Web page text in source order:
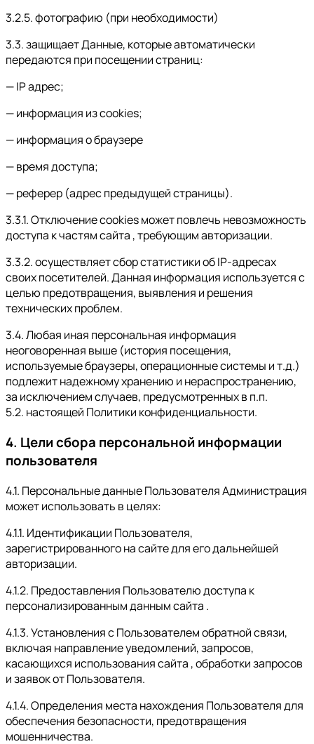
3.2.5. фотографию (при необходимости)
3.3. защищает Данные, которые автоматически
передаются при посещении страниц:
— IP адрес;
— информация из cookies;
— информация о браузере
— время доступа;
— реферер (адрес предыдущей страницы).
3.3.1. Отключение cookies может повлечь невозможность
доступа к частям сайта , требующим авторизации.
3.3.2. осуществляет сбор статистики об IP-адресах
своих посетителей. Данная информация используется с
целью предотвращения, выявления и решения
технических проблем.
3.4. Любая иная персональная информация
неоговоренная выше (история посещения,
используемые браузеры, операционные системы и т.д.)
подлежит надежному хранению и нераспространению,
за исключением случаев, предусмотренных в п.п.
5.2. настоящей Политики конфиденциальности.
4. Цели сбора персональной информации
пользователя
4.1. Персональные данные Пользователя Администрация
может использовать в целях:
4.1.1. Идентификации Пользователя,
зарегистрированного на сайте для его дальнейшей
авторизации.
4.1.2. Предоставления Пользователю доступа к
персонализированным данным сайта .
4.1.3. Установления с Пользователем обратной связи,
включая направление уведомлений, запросов,
касающихся использования сайта , обработки запросов
и заявок от Пользователя.
4.1.4. Определения места нахождения Пользователя для
обеспечения безопасности, предотвращения
мошенничества.